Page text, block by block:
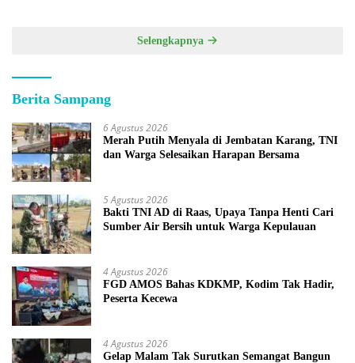
Selengkapnya
Berita Sampang
6 Agustus 2026
Merah Putih Menyala di Jembatan Karang, TNI
dan Warga Selesaikan Harapan Bersama
5 Agustus 2026
Bakti TNI AD di Raas, Upaya Tanpa Henti Cari
Sumber Air Bersih untuk Warga Kepulauan
4 Agustus 2026
FGD AMOS Bahas KDKMP, Kodim Tak Hadir,
Peserta Kecewa
4 Agustus 2026
Gelap Malam Tak Surutkan Semangat Bangun